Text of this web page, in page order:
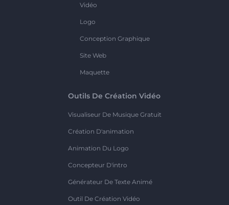
Vidéo
Logo
Conception Graphique
Site Web
Maquette
Outils De Création Vidéo
Visualiseur De Musique Gratuit
Création D'animation
Animation Du Logo
Concepteur D'intro
Générateur De Texte Animé
Outil De Création Vidéo